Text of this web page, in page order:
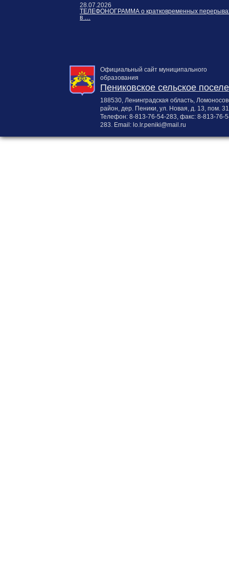
28.07.2026
ТЕЛЕФОНОГРАММА о кратковременных
в …
Официальный сайт муниципального
образования
Пениковское сельское
188530, Ленинградская область,
район, дер. Пеники, ул. Новая, д. 13, пом. 31
Телефон: 8-813-76-54-283, факс: 8-813-76-
283. Email: lo.lr.peniki@mail.ru